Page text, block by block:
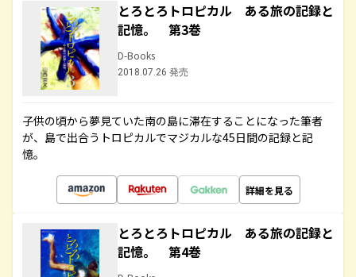
とろとろトロピカル ある旅の記録と
記憶。 第3巻
D-Books
2018.07.26 発売
子供の頃から夢見ていた南の島に滞在することになった筆者
が、島で出合うトロピカルでマジカルな45日間の記録と記
憶。
詳細を見る
とろとろトロピカル ある旅の記録と
記憶。 第4巻